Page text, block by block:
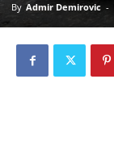
By Admir Demirovic -